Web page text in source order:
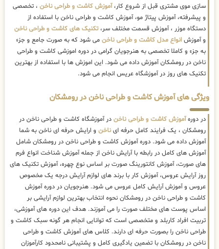
سازی موی مشتری قبل از شروع کار،آموزش کاشت و طراحی ناخن ، تخصصی
و پیشرفته، آموزش پیتاژ مو، آموزش کاشت و طراحی ناخن با استفاده از
دستگاه موزر ، آموزش قسمت مختلف سر،تکنیک های کاشت و طراحی ناخن
و آموزش انواع مدل کاشت و طراحی ناخن می شود که به صورت جامع و جزء
به جزء و کاملا تخصصی به هنرجویان گرامی در دوره اموزشی کاشت و طراحی
ناخن در رومشکان آموزش داده می شود. این اموزش ها با استفاده از بهترین
تکنیک های روز در آموزشگاه عریس انجام می شود.
ویژگی های آموزش کاشت و طراحی ناخن در رومشکان
در دورهآموزش کاشت و طراحی ناخن در آموزشگاه کاشت و طراحی ناخن در
رومشکان ، یک فرایند کامل حرفه ایناخن و ارایش حرفه ای ناخن به شما
آموزش داده می شود. دوره آموزش کاشت و طراحی ناخن در رومشکان شامل
آموزش های کامل در رابطه با آرایش ناخن از جمله آموزش شناخت انواع فرم
های صورت، آموزش کانتورینگ صورت بر اساس نوع چهره، آموزش تکنیک های
روز آرایش عروس، آموزش کار با برند های لوازم آرایش درجه یک مخصوص
عروس و آموزش آرایش کامل عروس می شود. هنرجویان در دوره آموزش
کاشت و طراحی ناخن در رومشکان نحوه انتخاب بهترین لوازم آرایشی بر
اساس پوست های مختلف صورت را می آموزند. هدف این دوره های آموزشی،
تربیت افراد کاربلد و متخصصی است که توانایی انجام هر گونه سبک کاشت و
طراحی ناخن را بصورت حرفه ای دارند. کلاس های آموزش کاشت و طراحی
ناخن در رومشکان با تضمین یادگیری کامل و پشتیبانی نامحدود کارآموزان